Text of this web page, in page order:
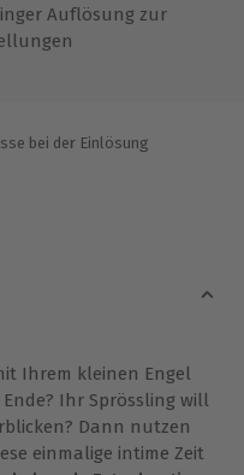
Auflösung zur
bei der Einlösung
Ihrem kleinen Engel
Ihr Sprössling will
Dann nutzen
einmalige intime Zeit